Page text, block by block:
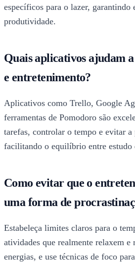
específicos para o lazer, garantindo
produtividade.
Quais aplicativos ajudam
e entretenimento?
Aplicativos como Trello, Google
ferramentas de Pomodoro são
tarefas, controlar o tempo e evitar a
facilitando o equilíbrio entre estudo
Como evitar que o
uma forma de
Estabeleça limites claros para o
atividades que realmente relaxem e
energias, e use técnicas de foco